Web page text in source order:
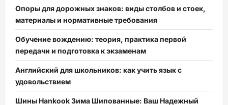
Опоры для дорожных знаков: виды столбов и стоек,
материалы и нормативные требования
Обучение вождению: теория, практика первой
передачи и подготовка к экзаменам
Английский для школьников: как учить язык с
удовольствием
Шины Hankook Зима Шипованные: Ваш Надежный